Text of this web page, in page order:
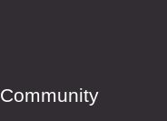
Community